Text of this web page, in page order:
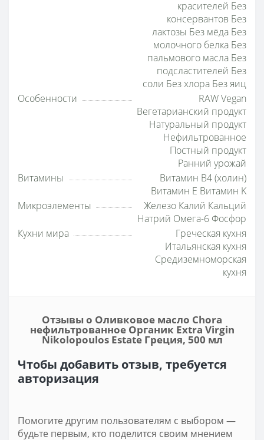
красителей Без
консервантов Без
лактозы Без мёда Без
молочного белка Без
пальмового масла Без
подсластителей Без
соли Без хлора Без яиц
Особенности
RAW Vegan
Вегетарианский продукт
Натуральный продукт
Нефильтрованное
Постный продукт
Ранний урожай
Витамины
Витамин B4 (холин)
Витамин E Витамин K
Микроэлементы
Железо Калий Кальций
Натрий Омега-6 Фосфор
Кухни мира
Греческая кухня
Итальянская кухня
Средиземноморская
кухня
Отзывы о Оливковое масло Chora
нефильтрованное Органик Extra Virgin
Nikolopoulos Estate Греция, 500 мл
Чтобы добавить отзыв, требуется
авторизация
Помогите другим пользователям с выбором —
будьте первым, кто поделится своим мнением